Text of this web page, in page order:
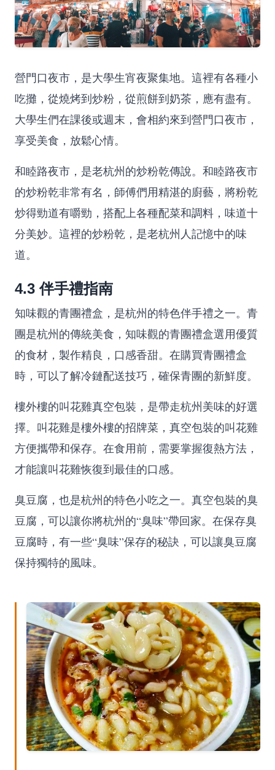
營門口夜市，是大學生宵夜聚集地。這裡有各種小
吃攤，從燒烤到炒粉，從煎餅到奶茶，應有盡有。
大學生們在課後或週末，會相約來到營門口夜市，
享受美食，放鬆心情。
和睦路夜市，是老杭州的炒粉乾傳說。和睦路夜市
的炒粉乾非常有名，師傅們用精湛的廚藝，將粉乾
炒得勁道有嚼勁，搭配上各種配菜和調料，味道十
分美妙。這裡的炒粉乾，是老杭州人記憶中的味
道。
4.3 伴手禮指南
知味觀的青團禮盒，是杭州的特色伴手禮之一。青
團是杭州的傳統美食，知味觀的青團禮盒選用優質
的食材，製作精良，口感香甜。在購買青團禮盒
時，可以了解冷鏈配送技巧，確保青團的新鮮度。
樓外樓的叫花雞真空包裝，是帶走杭州美味的好選
擇。叫花雞是樓外樓的招牌菜，真空包裝的叫花雞
方便攜帶和保存。在食用前，需要掌握復熱方法，
才能讓叫花雞恢復到最佳的口感。
臭豆腐，也是杭州的特色小吃之一。真空包裝的臭
豆腐，可以讓你將杭州的“臭味”帶回家。在保存臭
豆腐時，有一些“臭味”保存的秘訣，可以讓臭豆腐
保持獨特的風味。